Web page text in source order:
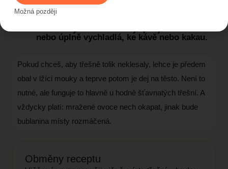
Krok 6
nebo úplně vychladlá, ke kávě nebo kakau.
Pokud chceš, aby třešně tolik neklesaly, lehce je předem
obal v lžíci mouky a teprve potom je dej na těsto. Není to
nutné, ale funguje to hlavně u hodně šťavnatých třešní. A
vždycky platí: mražené ovoce nech okapat, jinak bude
bublanina místy rozmáčená.
Obměny receptu
Možná později